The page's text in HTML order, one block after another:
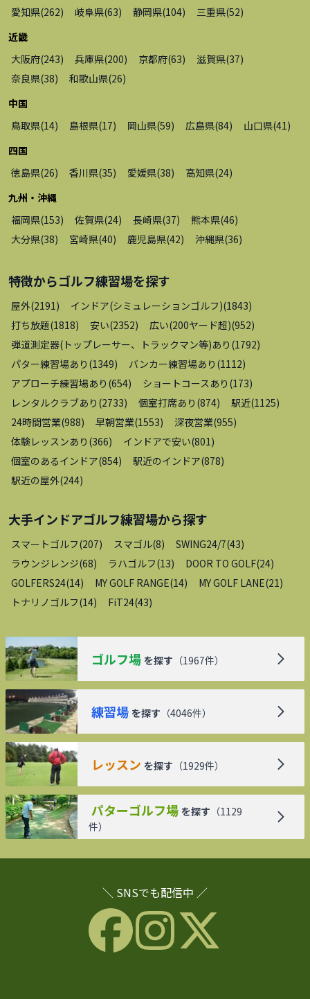
愛知県(262) 岐阜県(63) 静岡県(104) 三重県(52)
近畿
大阪府(243) 兵庫県(200) 京都府(63) 滋賀県(37)
奈良県(38) 和歌山県(26)
中国
鳥取県(14) 島根県(17) 岡山県(59) 広島県(84) 山口県(41 )
四国
徳島県(26) 香川県(35) 愛媛県(38) 高知県(24)
九州・沖縄
福岡県(153) 佐賀県(24) 長崎県(37) 熊本県(46)
大分県(38) 宮崎県(40) 鹿児島県(42) 沖縄県(36)
特徴からゴルフ練習場を探す
屋外(2191 ) インドア(シミュレーションゴルフ)(1843)
打ち放題(1818) 安い(2352) 広い(200ヤード超)(952)
弾道測定器(トップレーサー、トラックマン等)あり (1792)
パター練習場あり (1349) バンカー練習場あり (1112)
アプローチ練習場あり (654) ショートコースあり (173)
レンタルクラブあり (2733) 個室打席あり (874) 駅近(1125)
24時間営業(988) 早朝営業(1553) 深夜営業(955)
体験レッスンあり (366) インドアで安い(801 )
個室のあるインドア(854) 駅近のインドア(878)
駅近の屋外(244)
大手インドアゴルフ練習場から探す
スマートゴルフ(207) スマゴル(8) SWING24/7(43)
ラウンジレンジ(68) ラハゴルフ(13) DOOR TO GOLF(24)
GOLFERS24(14) MY GOLF RANGE(14) MY GOLF LANE(21 )
トナリノゴルフ(14) FiT24(43)
ゴルフ場 を探す （1967件）
練習場 を探す （4046件）
レッスン を探す （1929件）
パターゴルフ場 を探す （1129
件）
＼ SNSでも配信中 ／